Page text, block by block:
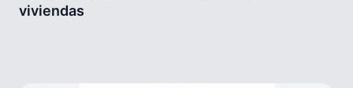
viviendas